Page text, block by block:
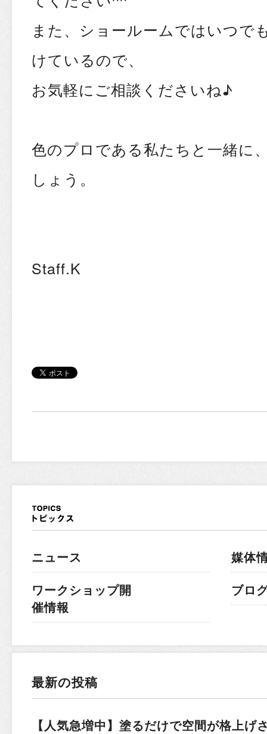
また、ショールームではいつで
けているので、
お気軽にご相談くださいね♪
色のプロである私たちと一緒に
しょう。
Staff.K
ニュース
ワークショップ開
催情報
媒体
ブロ
最新の投稿
【人気急増中】塗るだけで空間が格上げ